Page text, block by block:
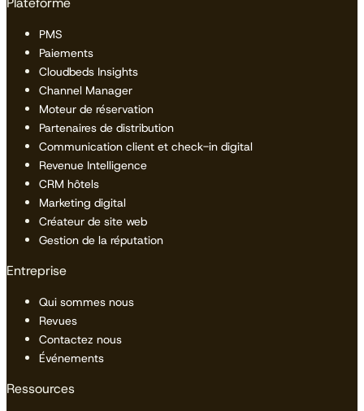
PMS
Paiements
Cloudbeds Insights
Channel Manager
Moteur de réservation
Partenaires de distribution
Communication client et check-in digital
Revenue Intelligence
CRM hôtels
Marketing digital
Créateur de site web
Gestion de la réputation
Entreprise
Qui sommes nous
Revues
Contactez nous
Événements
Ressources